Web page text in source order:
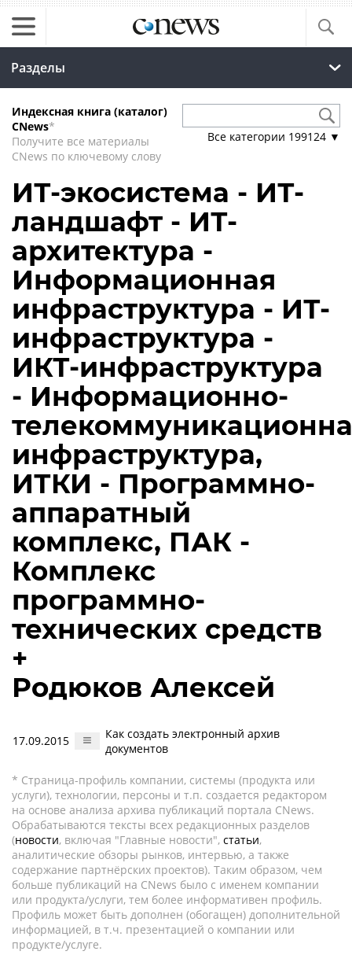
Разделы
Индексная книга (каталог)
CNews*
Получите все материалы
CNews по ключевому слову
Все категории 199124 ▼
ИТ-экосистема - ИТ-
ландшафт - ИТ-
архитектура -
Информационная
инфраструктура - ИТ-
инфраструктура -
ИКТ-инфраструктура
- Информационно-
инфраструктура,
ИТКИ - Программно-
аппаратный
комплекс, ПАК -
Комплекс
программно-
технических средств
+
Родюков Алексей
17.09.2015
Как создать электронный архив
документов
* Страница-профиль компании, системы (продукта или
услуги), технологии, персоны и т.п. создается редактором
на основе анализа архива публикаций портала CNews.
Обрабатываются тексты всех редакционных разделов
(новости, включая "Главные новости", статьи,
аналитические обзоры рынков, интервью, а также
содержание партнёрских проектов). Таким образом, чем
больше публикаций на CNews было с именем компании
или продукта/услуги, тем более информативен профиль.
Профиль может быть дополнен (обогащен) дополнительной
информацией, в т.ч. презентацией о компании или
продукте/услуге.